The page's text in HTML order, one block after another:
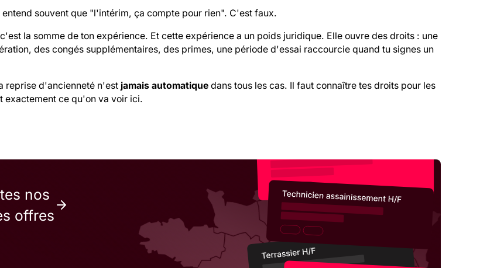
entend souvent que "l'intérim, ça compte pour rien". C'est faux.
la somme de ton expérience. Et cette expérience a un poids juridique. Elle ouvre des droits : une
des congés supplémentaires, des primes, une période d'essai raccourcie quand tu signes un
reprise d'ancienneté n'est jamais automatique dans tous les cas. Il faut connaître tes droits pour les
exactement ce qu'on va voir ici.
nos
offres